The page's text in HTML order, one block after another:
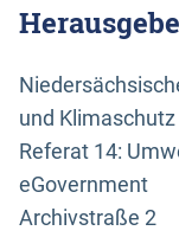
und Klimaschutz
Referat 14:
eGovernment
Archivstraße 2